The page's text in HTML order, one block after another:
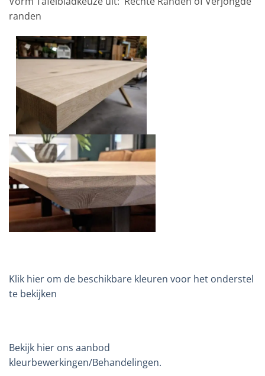
randen
Klik hier om de beschikbare kleuren voor het onderstel
te bekijken
Bekijk hier ons aanbod
kleurbewerkingen/Behandelingen.